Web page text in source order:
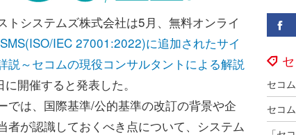
トシステムズ株式会社は5月、無料オンライ
IEC 27001:2022)に追加されたサイ
説～セコムの現役コンサルタントによる解説
に開催すると発表した。
では、国際基準/公的基準の改訂の背景や企
者が認識しておくべき点について、システム